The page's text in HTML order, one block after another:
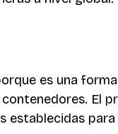
es una
El
establecidas